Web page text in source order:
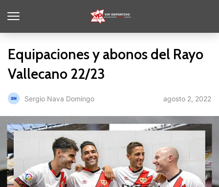
Equipaciones y abonos del Rayo
Vallecano 22/23
Sergio Nava Domingo agosto 2, 2022